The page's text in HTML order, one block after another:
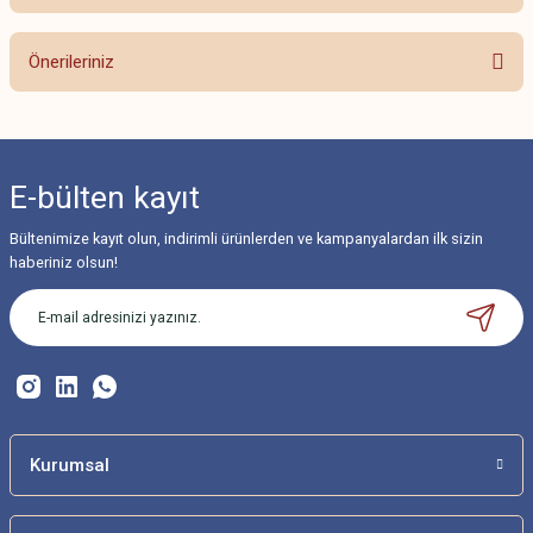
Bu ürüne ilk yorumu siz yapın!
Önerileriniz
Görüş ve önerileriniz için teşekkür ederiz.
Ürün resmi kalitesiz, bozuk veya görüntülenemiyor.
Ürün açıklamasında eksik bilgiler bulunuyor.
Ürün bilgilerinde hatalar bulunuyor.
Bu ürüne benzer farklı alternatifler olmalı.
E-bülten kayıt
Bültenimize kayıt olun, indirimli ürünlerden ve kampanyalardan ilk sizin
haberiniz olsun!
Kurumsal